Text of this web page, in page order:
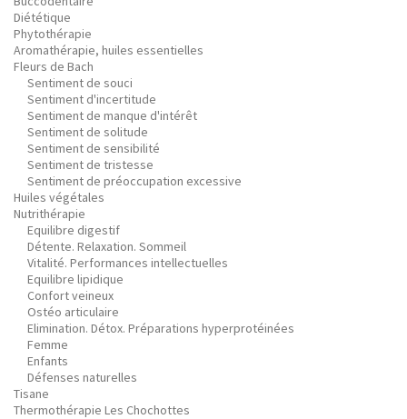
Diététique
Phytothérapie
Aromathérapie, huiles essentielles
Fleurs de Bach
Sentiment de souci
Sentiment d'incertitude
Sentiment de manque d'intérêt
Sentiment de solitude
Sentiment de sensibilité
Sentiment de tristesse
Sentiment de préoccupation excessive
Huiles végétales
Nutrithérapie
Equilibre digestif
Détente. Relaxation. Sommeil
Vitalité. Performances intellectuelles
Equilibre lipidique
Confort veineux
Ostéo articulaire
Elimination. Détox. Préparations hyperprotéinées
Femme
Enfants
Défenses naturelles
Tisane
Thermothérapie Les Chochottes